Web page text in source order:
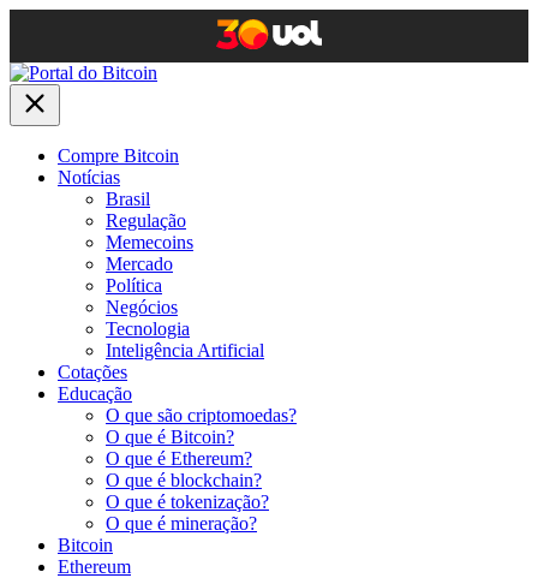
Compre Bitcoin
Notícias
Brasil
Regulação
Memecoins
Mercado
Política
Negócios
Tecnologia
Inteligência Artificial
Cotações
Educação
O que são criptomoedas?
O que é Bitcoin?
O que é Ethereum?
O que é blockchain?
O que é tokenização?
O que é mineração?
Bitcoin
Ethereum